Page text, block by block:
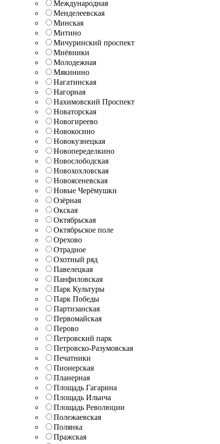
Международная
Менделеевская
Минская
Митино
Мичуринский проспект
Мнёвники
Молодежная
Мякинино
Нагатинская
Нагорная
Нахимовский Проспект
Новаторская
Новогиреево
Новокосино
Новокузнецкая
Новопеределкино
Новослободская
Новохохловская
Новоясеневская
Новые Черёмушки
Озёрная
Окская
Октябрьская
Октябрьское поле
Орехово
Отрадное
Охотный ряд
Павелецкая
Панфиловская
Парк Культуры
Парк Победы
Партизанская
Первомайская
Перово
Петровский парк
Петровско-Разумовская
Печатники
Пионерская
Планерная
Площадь Гагарина
Площадь Ильича
Площадь Революции
Полежаевская
Полянка
Пражская